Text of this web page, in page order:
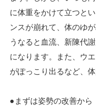
に体重をかけて立つと
ンスが崩れて、体のゆ
うなると血流、新陳代
になります。また、ウ
がぽっこり出るなど、
●まずは姿勢の改善から